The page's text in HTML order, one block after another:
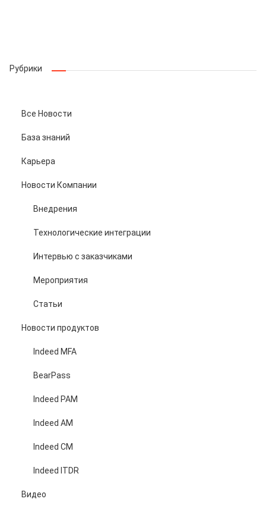
Рубрики
Все Новости
База знаний
Карьера
Новости Компании
Внедрения
Технологические интеграции
Интервью с заказчиками
Мероприятия
Статьи
Новости продуктов
Indeed MFA
BearPass
Indeed PAM
Indeed AM
Indeed CM
Indeed ITDR
Видео